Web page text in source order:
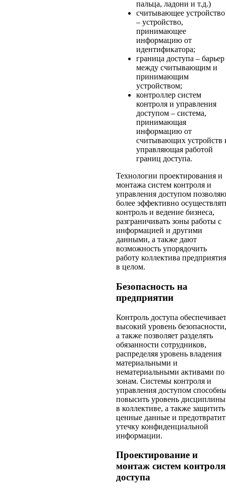
пальца, ладони и т.д.)
считывающее устройство
– устройство,
принимающее
информацию от
идентификатора;
граница доступа – барьер
между считывающим и
принимающим
устройством;
контроллер систем
контроля и управления
доступом – система,
принимающая
информацию от
считывающих устройств
управляющая работой
границ доступа.
Технологии проектирования и
монтажа систем контроля и
управления доступом
более эффективно
контроль и ведение бизнеса,
разграничивать зоны работы с
информацией и другими
данными, а также дают
возможность упорядочить
работу коллектива предприятия
в целом.
Безопасность на
предприятии
Контроль доступа обеспечивает
высокий уровень безопасности,
а также позволяет разделять
обязанности сотрудников,
распределяя уровень владения
материальными и
нематериальными активами по
зонам. Системы контроля и
управления доступом
повысить уровень дисциплины
в коллективе, а также защитить
ценные данные и
утечку конфиденциальной
информации.
Проектирование и
монтаж систем контроля
доступа